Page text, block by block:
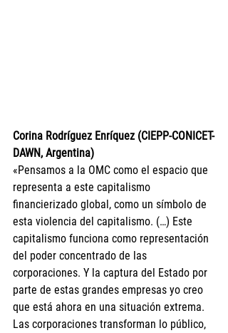
Corina Rodríguez Enríquez (CIEPP-CONICET-
DAWN, Argentina)
«Pensamos a la OMC como el espacio que
representa a este capitalismo
financierizado global, como un símbolo de
esta violencia del capitalismo. (…) Este
capitalismo funciona como representación
del poder concentrado de las
corporaciones. Y la captura del Estado por
parte de estas grandes empresas yo creo
que está ahora en una situación extrema.
Las corporaciones transforman lo público,